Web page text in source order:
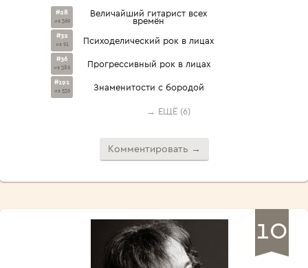
#28
из 369
Величайший гитарист всех
времён
#32
из 91 Психоделический рок в лицах
#36
из 386 Прогрессивный рок в лицах
#191
из 536 Знаменитости с бородой
→ ЕЩЁ (6)
Комментировать →
10